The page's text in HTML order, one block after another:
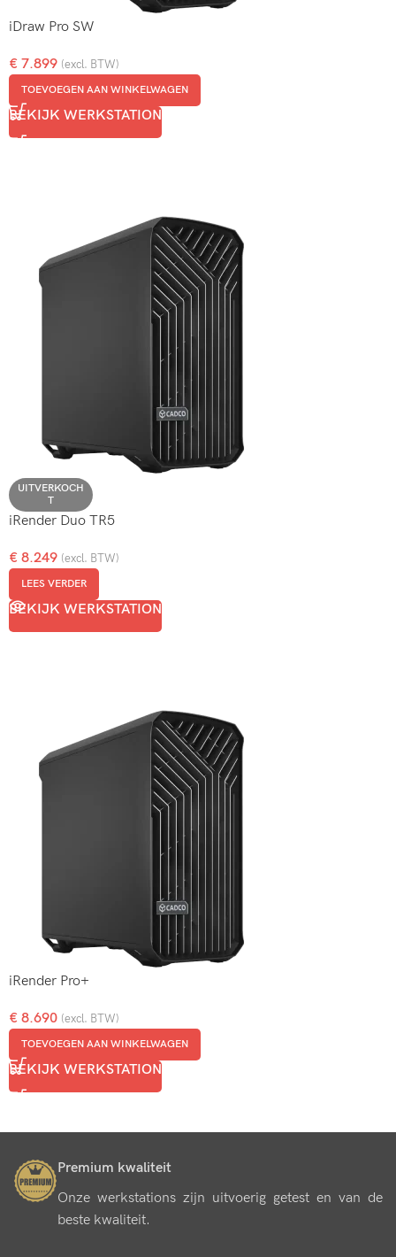
iDraw Pro SW
€ 7.899 (excl. BTW)
TOEVOEGEN AAN WINKELWAGEN
BEKIJK WERKSTATION
UITVERKOCH
T
iRender Duo TR5
€ 8.249 (excl. BTW)
LEES VERDER
BEKIJK WERKSTATION
iRender Pro+
€ 8.690 (excl. BTW)
TOEVOEGEN AAN WINKELWAGEN
BEKIJK WERKSTATION
Premium kwaliteit
Onze werkstations zijn uitvoerig getest en van de
beste kwaliteit.